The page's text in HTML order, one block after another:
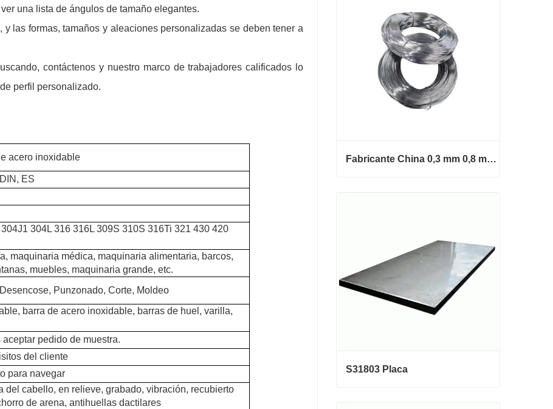
una lista de ángulos de tamaño elegantes.
las formas, tamaños y aleaciones personalizadas se deben tener a
contáctenos y nuestro marco de trabajadores calificados lo
perfil personalizado.
acero inoxidable
ES
304L 316 316L 309S 310S 316Ti 321 430 420
maquinaria médica, maquinaria alimentaria, barcos,
muebles, maquinaria grande, etc.
Punzonado, Corte, Moldeo
barra de acero inoxidable, barras de huel, varilla,
pedido de muestra.
del cliente
para navegar
del cabello, en relieve, grabado, vibración, recubierto
de arena, antihuellas dactilares
Fabricante China 0,3 mm 0,8 mm 1,25 mm 2 mm Alambre de acero galvanizado
S31803 Placa